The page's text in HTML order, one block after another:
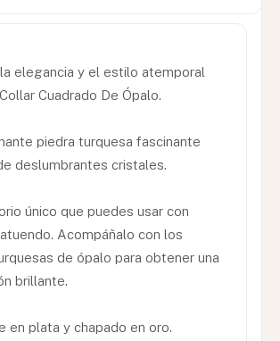
elegancia y el estilo atemporal
Cuadrado De Ópalo.
piedra turquesa fascinante
deslumbrantes cristales.
único que puedes usar con
Acompáñalo con los
de ópalo para obtener una
brillante.
en plata y chapado en oro.